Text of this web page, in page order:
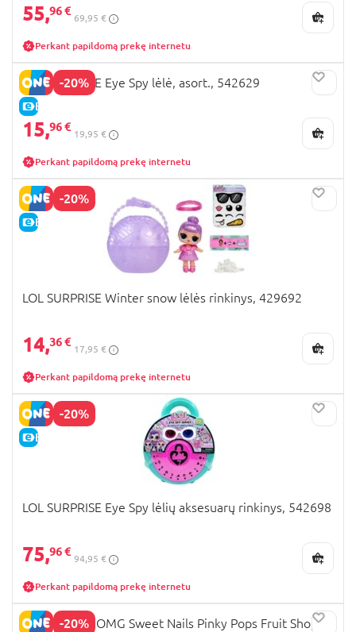
55,96 €
69,95 €
Perkant papildomą prekę internetu
-20%
E-KAINA
LOL SURPRISE Eye Spy lėlė, asort., 542629
15,96 €
19,95 €
Perkant papildomą prekę internetu
-20%
E-KAINA
LOL SURPRISE Winter snow lėlės rinkinys, 429692
14,36 €
17,95 €
Perkant papildomą prekę internetu
-20%
E-KAINA
LOL SURPRISE Eye Spy lėlių aksesuarų rinkinys, 542698
75,96 €
94,95 €
Perkant papildomą prekę internetu
-20%
LOL Surprise OMG Sweet Nails Pinky Pops Fruit Shop,